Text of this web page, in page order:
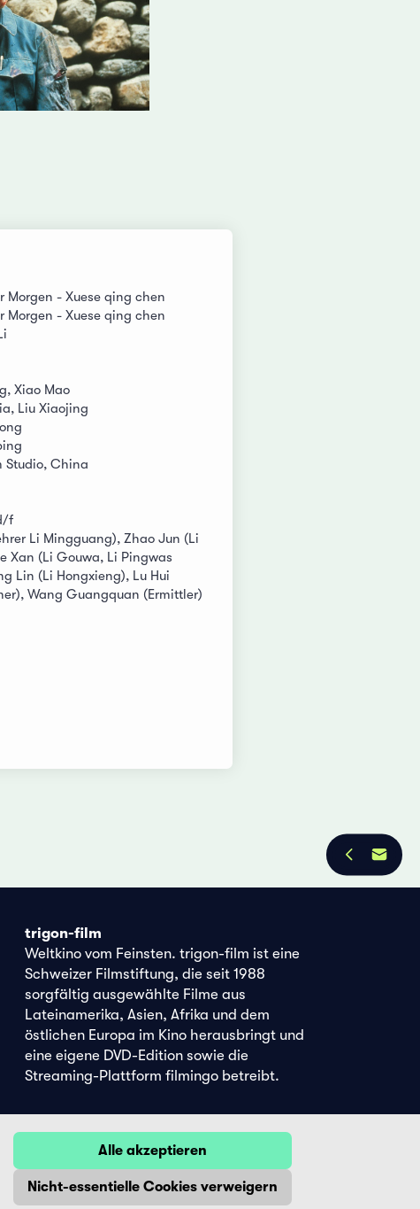
Morgen - Xuese qing chen
Morgen - Xuese qing chen
Xiao Mao
Liu Xiaojing
Studio, China
f
Li Mingguang), Zhao Jun (Li
Xan (Li Gouwa, Li Pingwas
Lin (Li Hongxieng), Lu Hui
Wang Guangquan (Ermittler)
trigon-film
Weltkino vom Feinsten. trigon-film ist eine
Schweizer Filmstiftung, die seit 1988
sorgfältig ausgewählte Filme aus
Lateinamerika, Asien, Afrika und dem
östlichen Europa im Kino herausbringt und
eine eigene DVD-Edition sowie die
Streaming-Plattform filmingo betreibt.
Alle akzeptieren
Nicht-essentielle Cookies verweigern